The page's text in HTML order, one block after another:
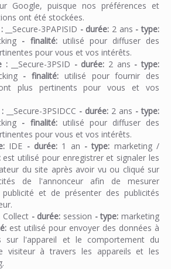
Google, puisque nos préférences et
ont été stockées.
__Secure-3PAPISID - durée: 2 ans -type:
- finalité:utilisé pour diffuser des
pour vous et vos intérêts.
:
__Secure-3PSID - durée: 2 ans -type:
- finalité: utilisé pour fournir des
plus pertinents pour vous et vos
__Secure-3PSIDCC - durée: 2 ans -type:
- finalité: utilisé pour diffuser des
pour vous et vos intérêts.
IDE - durée: 1 an -type: marketing /
est utilisé pour enregistrer et signaler les
du site après avoir vu ou cliqué sur
de l'annonceur afin de mesurer
et de présenter des publicités
Collect- durée: session -type:marketing
est utilisé pour envoyer des données à
sur l'appareil et le comportement du
visiteur à travers les appareils et les